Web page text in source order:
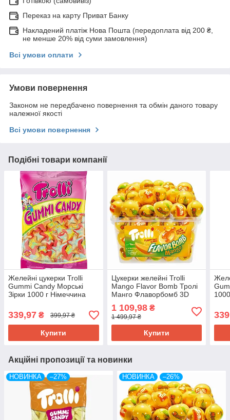
Переказ на карту Приват Банку
Накладений платіж Нова Пошта (передоплата від 200 ₴,
не менше 20% від суми замовлення)
Всі умови оплати
Умови повернення
Законом не передбачено повернення та обмін даного товару
належної якості
Всі умови повернення
Подібні товари компанії
Желейні цукерки Trolli
Gummi Candy Морські
Зірки 1000 г Німеччина
339,97 ₴ 399,97 ₴
Купити
Цукерки желейні Trolli
Mango Flavor Bomb Тролі
Манго Флаворбомб 3D
Candy 60 штук 1128 г
Німеччина
1 109,98₴
1 499,97 ₴
Купити
Акційні пропозиції та новинки
НОВИНКА –27% НОВИНКА –26%